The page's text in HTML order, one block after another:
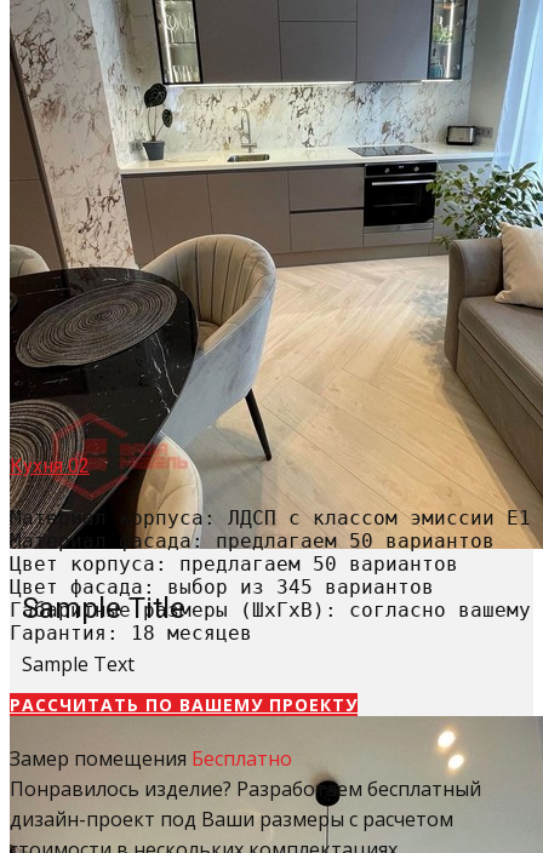
Sample Title
Sample Text
Кухня 02
Материал корпуса: ЛДСП с классом эмиссии Е1
Материал фасада: предлагаем 50 вариантов
Цвет корпуса: предлагаем 50 вариантов
Цвет фасада: выбор из 345 вариантов
Габаритные размеры (ШхГхВ): согласно вашему
Гарантия: 18 месяцев
РАССЧИТАТЬ​ ПО ВАШЕМУ ПРОЕКТУ
Замер помещения Бесплатно
Понравилось изделие? Разработаем бесплатный
дизайн-проект под Ваши размеры с расчетом